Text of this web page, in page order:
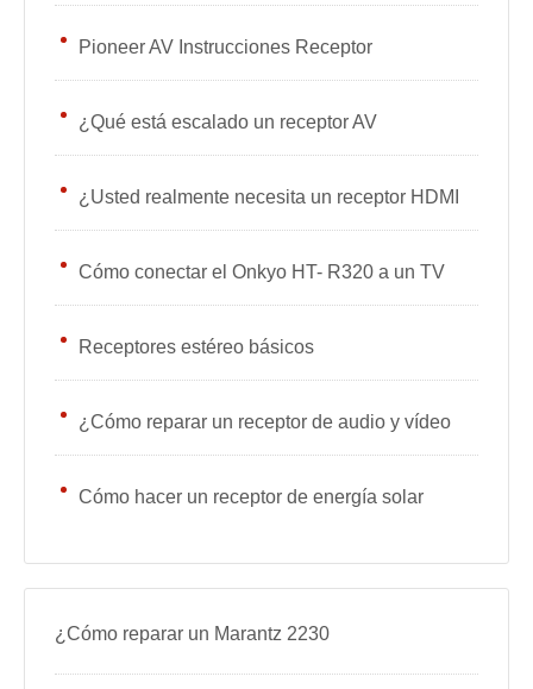
Pioneer AV Instrucciones Receptor
¿Qué está escalado un receptor AV
¿Usted realmente necesita un receptor HDMI
Cómo conectar el Onkyo HT- R320 a un TV
Receptores estéreo básicos
¿Cómo reparar un receptor de audio y vídeo
Cómo hacer un receptor de energía solar
¿Cómo reparar un Marantz 2230